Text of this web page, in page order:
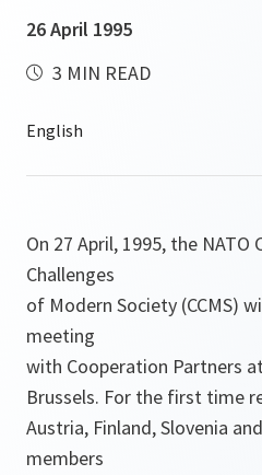
26 April 1995
3 MIN READ
On 27 April, 1995, the
Challenges
of Modern Society (CCMS)
meeting
with Cooperation Partners
Brussels. For the first time
Austria, Finland, Slovenia
members